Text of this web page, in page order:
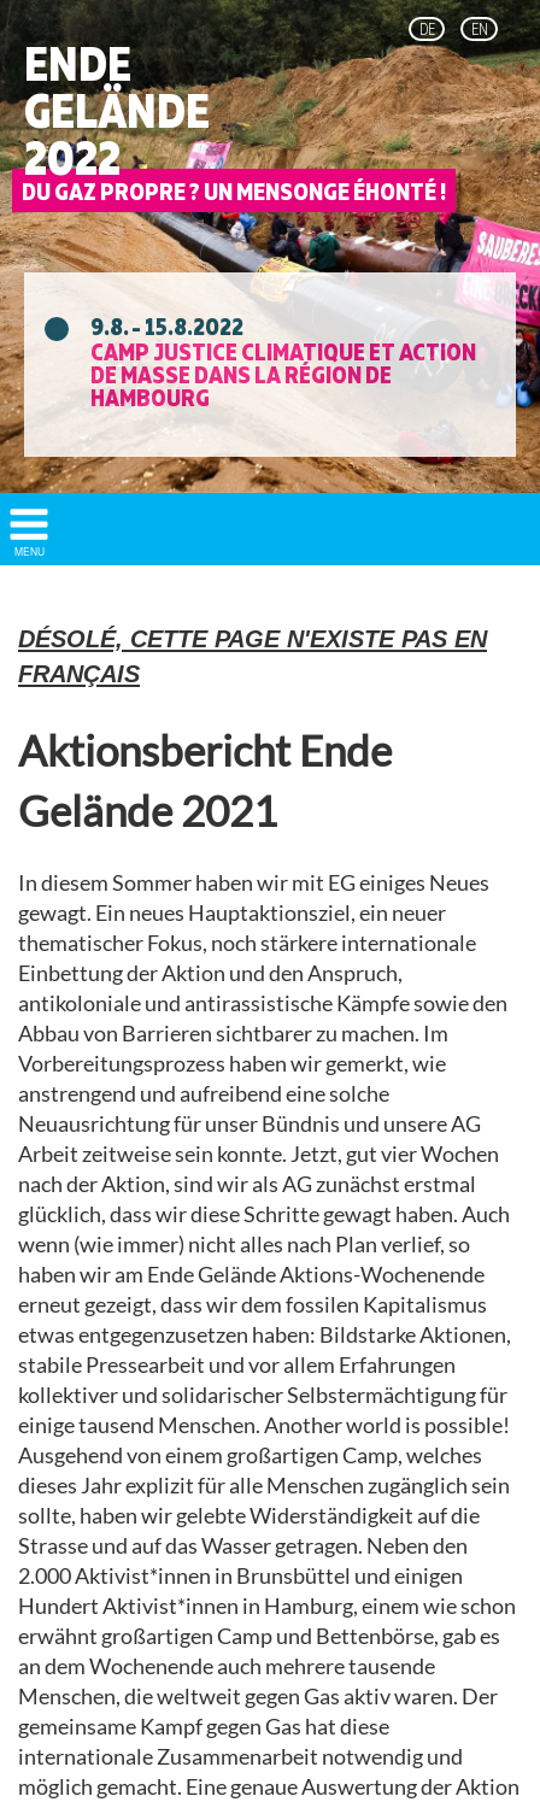
DE EN
ENDE
GELÄNDE
2022
9.8. - 15.8.2022
CAMP JUSTICE CLIMATIQUE ET ACTION
DE MASSE DANS LA RÉGION DE
HAMBOURG
Show/
Hide
MENU
DÉSOLÉ, CETTE PAGE N'EXISTE PAS EN
FRANÇAIS
Aktionsbericht Ende
Gelände 2021
In diesem Sommer haben wir mit EG einiges Neues
gewagt. Ein neues Hauptaktionsziel, ein neuer
thematischer Fokus, noch stärkere internationale
Einbettung der Aktion und den Anspruch,
antikoloniale und antirassistische Kämpfe sowie den
Abbau von Barrieren sichtbarer zu machen. Im
Vorbereitungsprozess haben wir gemerkt, wie
anstrengend und aufreibend eine solche
Neuausrichtung für unser Bündnis und unsere AG
Arbeit zeitweise sein konnte. Jetzt, gut vier Wochen
nach der Aktion, sind wir als AG zunächst erstmal
glücklich, dass wir diese Schritte gewagt haben. Auch
wenn (wie immer) nicht alles nach Plan verlief, so
haben wir am Ende Gelände Aktions-Wochenende
erneut gezeigt, dass wir dem fossilen Kapitalismus
etwas entgegenzusetzen haben: Bildstarke Aktionen,
stabile Pressearbeit und vor allem Erfahrungen
kollektiver und solidarischer Selbstermächtigung für
einige tausend Menschen. Another world is possible!
Ausgehend von einem großartigen Camp, welches
dieses Jahr explizit für alle Menschen zugänglich sein
sollte, haben wir gelebte Widerständigkeit auf die
Strasse und auf das Wasser getragen. Neben den
2.000 Aktivist*innen in Brunsbüttel und einigen
Hundert Aktivist*innen in Hamburg, einem wie schon
erwähnt großartigen Camp und Bettenbörse, gab es
an dem Wochenende auch mehrere tausende
Menschen, die weltweit gegen Gas aktiv waren. Der
gemeinsame Kampf gegen Gas hat diese
internationale Zusammenarbeit notwendig und
möglich gemacht. Eine genaue Auswertung der Aktion